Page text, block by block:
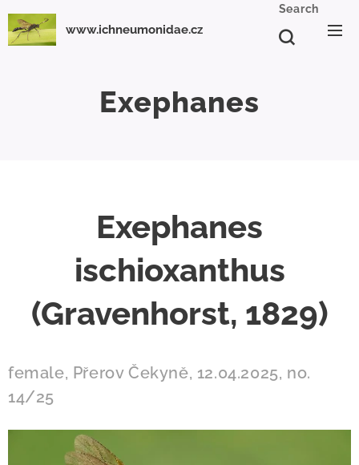
www.ichneumonidae.cz
Search
Exephanes
Exephanes
ischioxanthus
(Gravenhorst, 1829)
female, Přerov Čekyně, 12.04.2025, no.
14/25